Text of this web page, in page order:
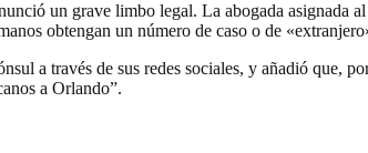
un grave limbo legal. La abogada asignada
obtengan un número de caso o de
a través de sus redes sociales, y añadió que,
a Orlando”.